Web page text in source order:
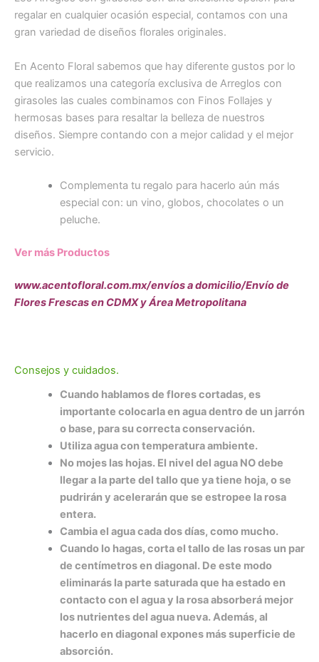
regalar en cualquier ocasión especial, contamos con una
gran variedad de diseños florales originales.
En Acento Floral sabemos que hay diferente gustos por lo
que realizamos una categoría exclusiva de Arreglos con
girasoles las cuales combinamos con Finos Follajes y
hermosas bases para resaltar la belleza de nuestros
diseños. Siempre contando con a mejor calidad y el mejor
servicio.
Complementa tu regalo para hacerlo aún más
especial con: un vino, globos, chocolates o un
peluche.
Ver más Productos
www.acentofloral.com.mx/envíos a domicilio/Envío de
Flores Frescas en CDMX y Área Metropolitana
Consejos y cuidados.
Cuando hablamos de flores cortadas, es
importante colocarla en agua dentro de un jarrón
o base, para su correcta conservación.
Utiliza agua con temperatura ambiente.
No mojes las hojas. El nivel del agua NO debe
llegar a la parte del tallo que ya tiene hoja, o se
pudrirán y acelerarán que se estropee la rosa
entera.
Cambia el agua cada dos días, como mucho.
Cuando lo hagas, corta el tallo de las rosas un par
de centímetros en diagonal. De este modo
eliminarás la parte saturada que ha estado en
contacto con el agua y la rosa absorberá mejor
los nutrientes del agua nueva. Además, al
hacerlo en diagonal expones más superficie de
absorción.